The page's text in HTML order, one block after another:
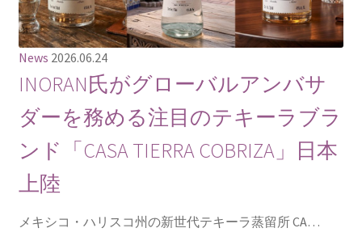
News 2026.06.24
INORAN氏がグローバルアンバサ
ダーを務める注目のテキーラブラ
ンド「CASA TIERRA COBRIZA」日本
上陸
メキシコ・ハリスコ州の新世代テキーラ蒸留所 CA…